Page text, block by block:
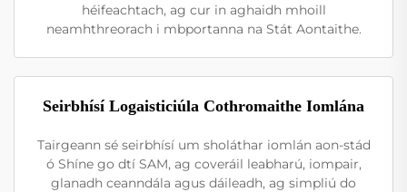
héifeachtach, ag cur in aghaidh mhoill
neamhthreorach i mbportanna na Stát Aontaithe.
Seirbhísí Logaisticiúla Cothromaithe Iomlána
Tairgeann sé seirbhísí um sholáthar iomlán aon-stád
ó Shíne go dtí SAM, ag coveráil leabharú, iompair,
glanadh ceanndála agus dáileadh, ag simpliú do